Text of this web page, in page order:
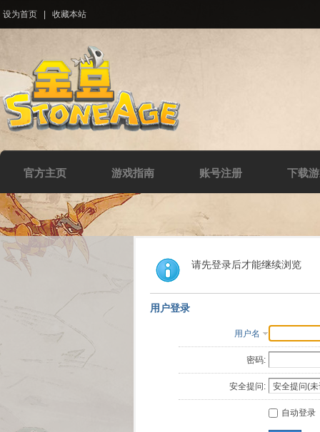
设为首页 收藏本站
官方主页 游戏指南 账号注册 下载
请先登录后才能继续浏览
用户登录
用户名
密码:
安全提问:
自动登录